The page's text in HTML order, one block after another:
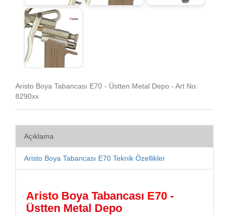
Aristo Boya Tabancası E70 - Üstten Metal Depo - Art No:
8290xx
Açıklama
Aristo Boya Tabancası E70 Teknik Özellikler
Aristo Boya Tabancası E70 -
Üstten Metal Depo